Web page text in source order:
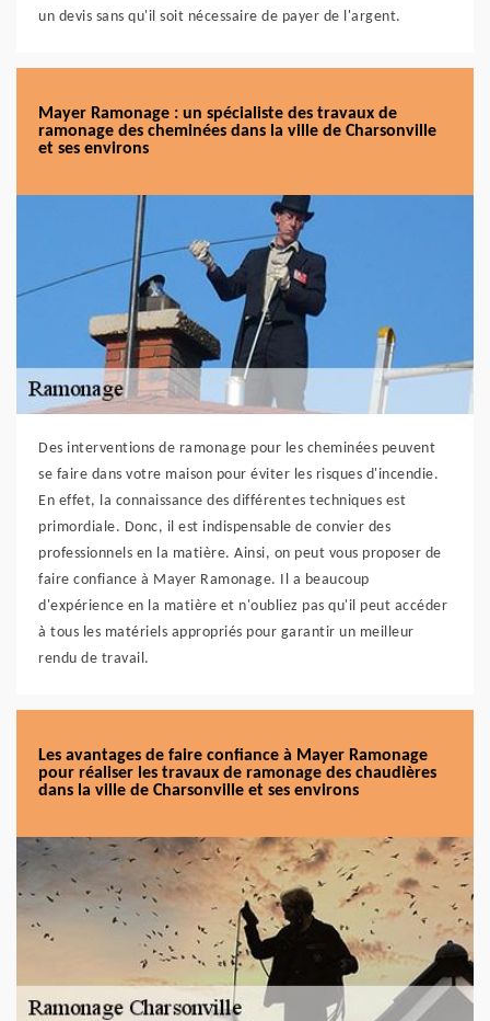
un devis sans qu'il soit nécessaire de payer de l'argent.
Mayer Ramonage : un spécialiste des travaux de
ramonage des cheminées dans la ville de Charsonville
et ses environs
Des interventions de ramonage pour les cheminées peuvent
se faire dans votre maison pour éviter les risques d'incendie.
En effet, la connaissance des différentes techniques est
primordiale. Donc, il est indispensable de convier des
professionnels en la matière. Ainsi, on peut vous proposer de
faire confiance à Mayer Ramonage. Il a beaucoup
d'expérience en la matière et n'oubliez pas qu'il peut accéder
à tous les matériels appropriés pour garantir un meilleur
rendu de travail.
Les avantages de faire confiance à Mayer Ramonage
pour réaliser les travaux de ramonage des chaudières
dans la ville de Charsonville et ses environs